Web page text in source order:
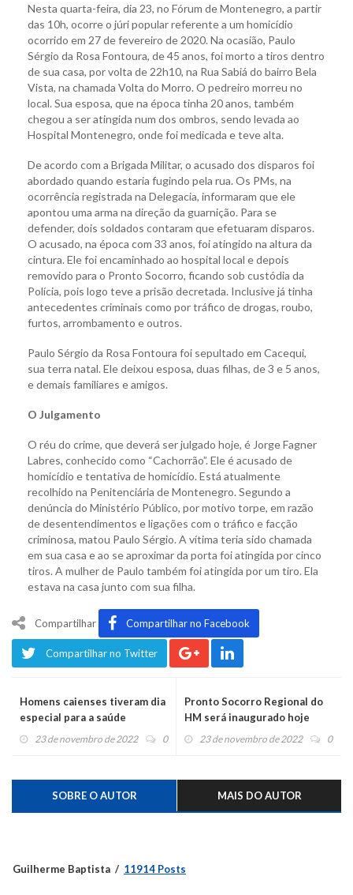
Nesta quarta-feira, dia 23, no Fórum de Montenegro, a partir
das 10h, ocorre o júri popular referente a um homicídio
ocorrido em 27 de fevereiro de 2020. Na ocasião, Paulo
Sérgio da Rosa Fontoura, de 45 anos, foi morto a tiros dentro
de sua casa, por volta de 22h10, na Rua Sabiá do bairro Bela
Vista, na chamada Volta do Morro. O pedreiro morreu no
local. Sua esposa, que na época tinha 20 anos, também
chegou a ser atingida num dos ombros, sendo levada ao
Hospital Montenegro, onde foi medicada e teve alta.
De acordo com a Brigada Militar, o acusado dos disparos foi
abordado quando estaria fugindo pela rua. Os PMs, na
ocorrência registrada na Delegacia, informaram que ele
apontou uma arma na direção da guarnição. Para se
defender, dois soldados contaram que efetuaram disparos.
O acusado, na época com 33 anos, foi atingido na altura da
cintura. Ele foi encaminhado ao hospital local e depois
removido para o Pronto Socorro, ficando sob custódia da
Polícia, pois logo teve a prisão decretada. Inclusive já tinha
antecedentes criminais como por tráfico de drogas, roubo,
furtos, arrombamento e outros.
Paulo Sérgio da Rosa Fontoura foi sepultado em Cacequi,
sua terra natal. Ele deixou esposa, duas filhas, de 3 e 5 anos,
e demais familiares e amigos.
O Julgamento
O réu do crime, que deverá ser julgado hoje, é Jorge Fagner
Labres, conhecido como “Cachorrão”. Ele é acusado de
homicídio e tentativa de homicídio. Está atualmente
recolhido na Penitenciária de Montenegro. Segundo a
denúncia do Ministério Público, por motivo torpe, em razão
de desentendimentos e ligações com o tráfico e facção
criminosa, matou Paulo Sérgio. A vítima teria sido chamada
em sua casa e ao se aproximar da porta foi atingida por cinco
tiros. A mulher de Paulo também foi atingida por um tiro. Ela
estava na casa junto com sua filha.
Compartilhar Compartilhar no Facebook
Compartilhar no Twitter
Homens caienses tiveram dia
especial para a saúde
23 de novembro de 2022 0
Pronto Socorro Regional do
HM será inaugurado hoje
23 de novembro de 2022 0
SOBRE O AUTOR MAIS DO AUTOR
Guilherme Baptista 11914 Posts